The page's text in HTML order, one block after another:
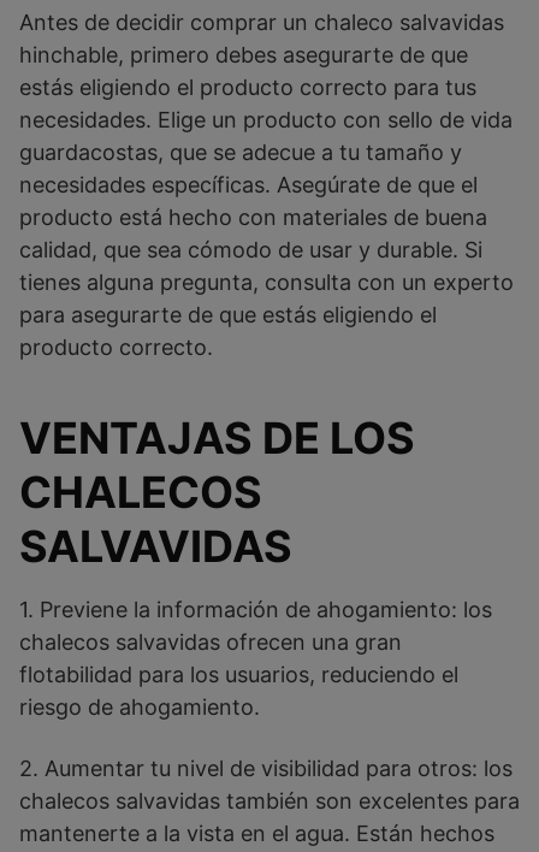
Antes de decidir comprar un chaleco salvavidas
hinchable, primero debes asegurarte de que
estás eligiendo el producto correcto para tus
necesidades. Elige un producto con sello de vida
guardacostas, que se adecue a tu tamaño y
necesidades específicas. Asegúrate de que el
producto está hecho con materiales de buena
calidad, que sea cómodo de usar y durable. Si
tienes alguna pregunta, consulta con un experto
para asegurarte de que estás eligiendo el
producto correcto.
VENTAJAS DE LOS
CHALECOS
SALVAVIDAS
1. Previene la información de ahogamiento: los
chalecos salvavidas ofrecen una gran
flotabilidad para los usuarios, reduciendo el
riesgo de ahogamiento.
2. Aumentar tu nivel de visibilidad para otros: los
chalecos salvavidas también son excelentes para
mantenerte a la vista en el agua. Están hechos